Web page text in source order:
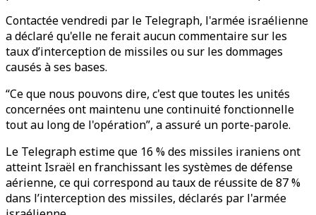
Contactée vendredi par le Telegraph, l'armée israélienne
a déclaré qu'elle ne ferait aucun commentaire sur les
taux d’interception de missiles ou sur les dommages
causés à ses bases.
“Ce que nous pouvons dire, c'est que toutes les unités
concernées ont maintenu une continuité fonctionnelle
tout au long de l'opération”, a assuré un porte-parole.
Le Telegraph estime que 16 % des missiles iraniens ont
atteint Israël en franchissant les systèmes de défense
aérienne, ce qui correspond au taux de réussite de 87 %
dans l’interception des missiles, déclarés par l'armée